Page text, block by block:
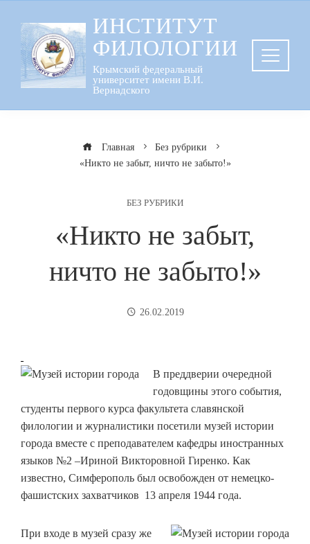
содержанию
ИНСТИТУТ
ФИЛОЛОГИИ
Крымский федеральный
университет имени В.И.
Вернадского
Главная
Без рубрики
«Никто не забыт, ничто не забыто!»
БЕЗ РУБРИКИ
«Никто не забыт,
ничто не забыто!»
26.02.2019
В преддверии очередной
годовщины этого события,
студенты первого курса факультета славянской
филологии и журналистики посетили музей истории
города вместе с преподавателем кафедры иностранных
языков №2 –Ириной Викторовной Гиренко. Как
известно, Симферополь был освобожден от немецко-
фашистских захватчиков 13 апреля 1944 года.
При входе в музей сразу же